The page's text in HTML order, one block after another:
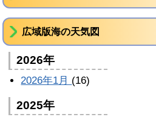
広域版海の天気図
2026年
2026年1月 (16)
2025年